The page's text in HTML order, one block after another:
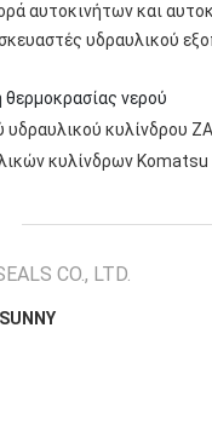
αυτοκινήτων και
υδραυλικού
νερού
υδραυλικού κυλίνδρου
κυλίνδρων Komatsu
CO., LTD.
SUNNY